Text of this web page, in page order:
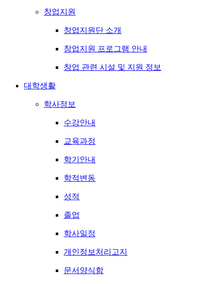
창업지원
창업지원단 소개
창업지원 프로그램 안내
창업 관련 시설 및 지원 정보
대학생활
학사정보
수강안내
교육과정
학기안내
학적변동
성적
졸업
학사일정
개인정보처리고지
문서양식함